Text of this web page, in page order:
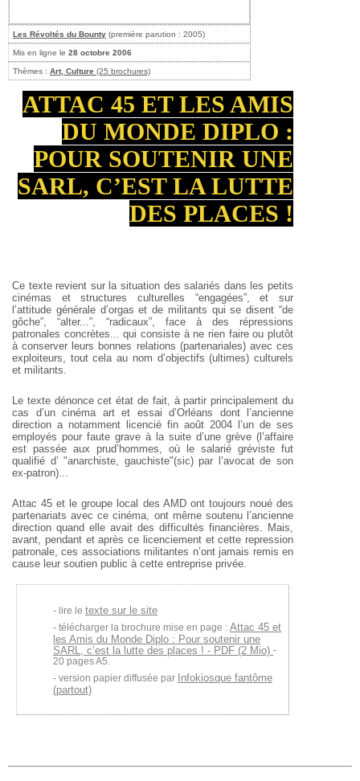
Les Révoltés du Bounty (première parution : 2005)
Mis en ligne le 28 octobre 2006
Thèmes : Art, Culture (25 brochures)
ATTAC 45 ET LES AMIS
DU MONDE DIPLO :
POUR SOUTENIR UNE
SARL, C’EST LA LUTTE
DES PLACES !
Ce texte revient sur la situation des salariés dans les petits
cinémas et structures culturelles “engagées”, et sur
l’attitude générale d’orgas et de militants qui se disent “de
gôche”, “alter...”, “radicaux”, face à des répressions
patronales concrètes... qui consiste àne rien faire ou plutôt
à conserver leurs bonnes relations (partenariales)avec ces
exploiteurs, tout cela au nom d’objectifs (ultimes) culturels
et militants.
Le texte dénonce cet état de fait, à partir principalement du
cas d’un cinéma art et essai d’Orléans dont l’ancienne
direction anotamment licencié fin août 2004 l’un de ses
employés pour faute grave àla suite d’une grève (l’affaire
est passée aux prud’hommes, où le salarié gréviste fut
qualifié d’ "anarchiste, gauchiste"(sic) par l’avocat de son
ex-patron)...
Attac 45 et le groupe local des AMD ont toujours noué des
partenariats avec ce cinéma, ont même soutenu l’ancienne
direction quand elle avait des difficultés financières. Mais,
avant, pendant et après ce licenciement etcette repression
patronale, ces associations militantes n’ont jamais remis en
cause leur soutien public à cette entreprise privée.
lire le texte sur le site
télécharger la brochure mise en page : Attac 45 et
les Amis du Monde Diplo : Pour soutenir une
SARL, c’est la lutte des places ! - PDF (2 Mio) -
20 pages A5.
version papier diffusée par Infokiosque fantôme
(partout)